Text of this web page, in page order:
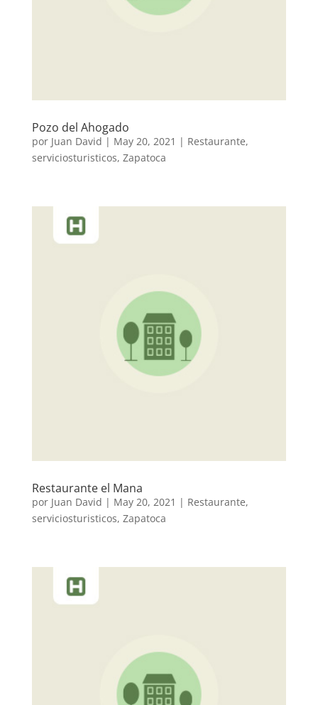
Pozo del Ahogado
por Juan David | May 20, 2021 | Restaurante,
serviciosturisticos, Zapatoca
Restaurante el Mana
por Juan David | May 20, 2021 | Restaurante,
serviciosturisticos, Zapatoca